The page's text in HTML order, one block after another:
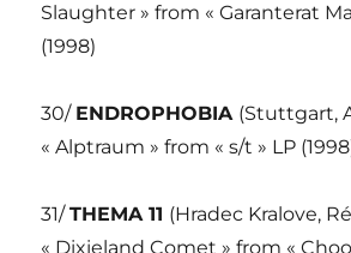
Slaughter » from « Garanterat
(1998)
30/ ENDROPHOBIA (Stuttgart,
« Alptraum » from « s/t » LP
31/THEMA 11 (Hradec Kralove,
« Dixieland Comet » from «